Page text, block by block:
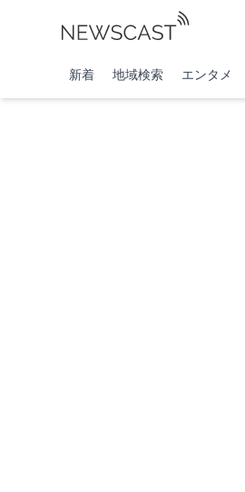
新着 地域検索 エンタメ